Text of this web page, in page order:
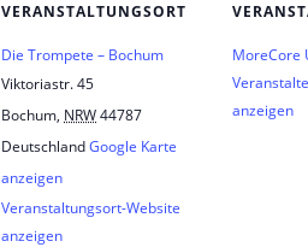
VERANSTALTUNGSORT
Die Trompete – Bochum
Viktoriastr. 45
Bochum, NRW44787
DeutschlandGoogle Karte
anzeigen
Veranstaltungsort-Website
anzeigen
MoreCore
anzeigen